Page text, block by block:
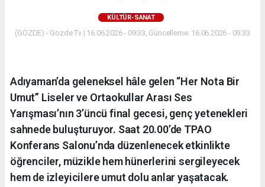
KÜLTÜR-SANAT
(GÖZDE) - Gözde Tv | 16.06.2026 - 09:33, Güncelleme: 16.06.2026 - 09:33
Adıyaman’da geleneksel hâle gelen “Her Nota Bir
Umut” Liseler ve Ortaokullar Arası Ses
Yarışması’nın 3’üncü final gecesi, genç yetenekleri
sahnede buluşturuyor. Saat 20.00’de TPAO
Konferans Salonu’nda düzenlenecek etkinlikte
öğrenciler, müzikle hem hünerlerini sergileyecek
hem de izleyicilere umut dolu anlar yaşatacak.